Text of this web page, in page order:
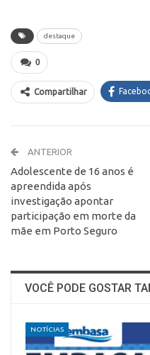
destaque
0
Compartilhar
ANTERIOR
Adolescente de 16 anos é
apreendida após
investigação apontar
participação em morte da
mãe em Porto Seguro
VOCÊ PODE GOSTAR
NOTÍCIAS